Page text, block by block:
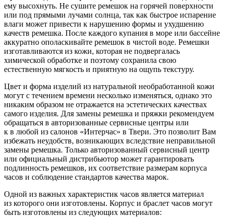
ему высохнуть. Не сушите ремешок на горячей поверхности
или под прямыми лучами солнца, так как быстрое испарение
влаги может привести к нарушению формы и ухудшению
качеств ремешка. После каждого купания в море или бассейне
аккуратно ополаскивайте ремешок в чистой воде. Ремешки
изготавливаются из кожи, которая не подвергалась
химической обработке и поэтому сохранила свою
естественную мягкость и приятную на ощупь текстуру.
Цвет и форма изделий из натуральной необработанной кожи
могут с течением времени несколько изменяться, однако это
никаким образом не отражается на эстетических качествах
самого изделия. Для замены ремешка и пряжки рекомендуем
обращаться в авторизованные сервисные центры или
к в любой из салонов «Интерчас» в Твери. Это позволит Вам
избежать неудобств, возникающих вследствие неправильной
замены ремешка. Только авторизованный сервисный центр
или официальный дистрибьютор может гарантировать
подлинность ремешков, их соответствие размерам корпуса
часов и соблюдение стандартов качества марок.
Одной из важных характеристик часов является материал
из которого они изготовлены. Корпус и браслет часов могут
быть изготовлены из следующих материалов: